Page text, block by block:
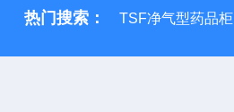
热门搜索： TSF净气型药品柜